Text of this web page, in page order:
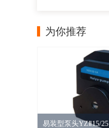
为你推荐
易装型泵头YZⅡ15/25